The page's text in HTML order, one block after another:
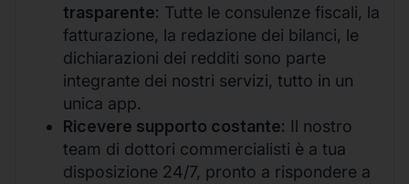
trasparente: Tutte le consulenze fiscali, la
fatturazione, la redazione dei bilanci, le
dichiarazioni dei redditi sono parte
integrante dei nostri servizi, tutto in un
unica app.
Ricevere supporto costante: Il nostro
team di dottori commercialisti è a tua
disposizione 24/7, pronto a rispondere a